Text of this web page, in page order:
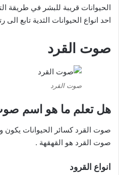
الحيوانات قريبة للبشر في طريقة
احد انواع الحيوانات الثدية تابع الى
صوت القرد
صوت القرد
هل تعلم ما هو اسم
صوت القرد كسائر الحيوانات يكون
صوت القرد هو القهقهة .
انواع القرود